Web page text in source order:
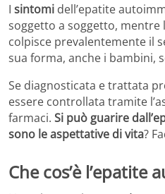
I sintomi dell’epatite
soggetto a soggetto, mentre
colpisce prevalentemente il
sua forma, anche i bambini,
Se diagnosticata e trattata
essere controllata tramite
farmaci. Si può guarire
sono le aspettative di vita?
Che cos’è l’epatite